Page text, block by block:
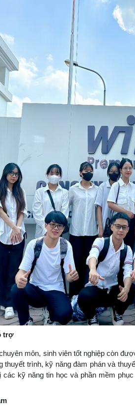
trợ
môn, sinh viên tốt nghiệp còn
thuyết trình, kỹ năng đàm phán và
kỹ năng tin học và phần mềm